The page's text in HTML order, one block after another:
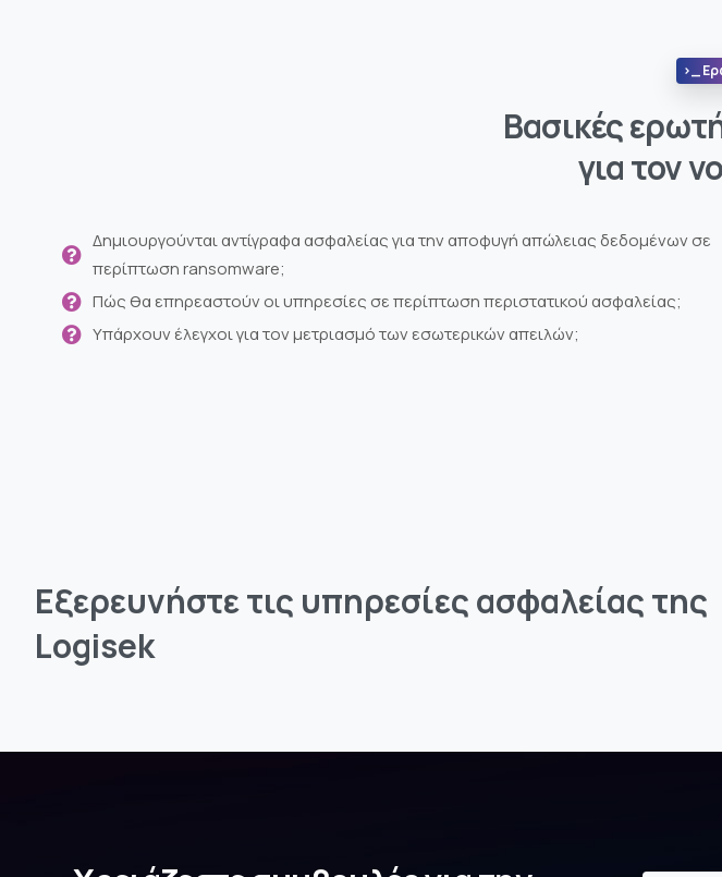
>_
Βασικές
για τον
Δημιουργούνται αντίγραφα ασφαλείας για την αποφυγή απώλειας δεδομένων σε
περίπτωση ransomware;
Πώς θα επηρεαστούν οι υπηρεσίες σε περίπτωση περιστατικού ασφαλείας;
Υπάρχουν έλεγχοι για τον μετριασμό των εσωτερικών απειλών;
Εξερευνήστετις υπηρεσίεςασφαλείαςτης
Logisek